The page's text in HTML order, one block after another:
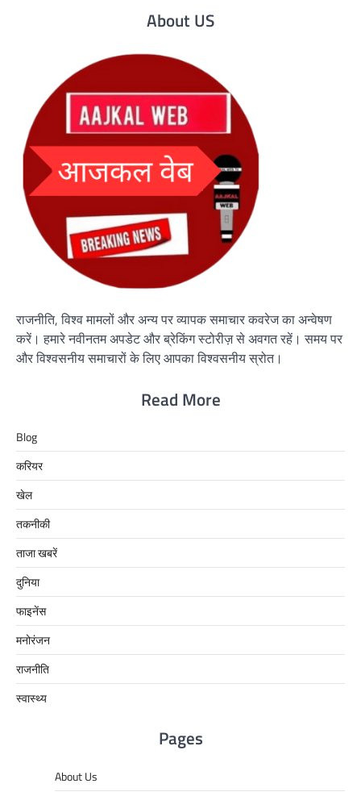
About US
राजनीति, विश्व मामलों और अन्य पर व्यापक समाचार कवरेज का अन्वेषण
करें। हमारे नवीनतम अपडेट और ब्रेकिंग स्टोरीज़ से अवगत रहें। समय पर
और विश्वसनीय समाचारों के लिए आपका विश्वसनीय स्रोत।
Read More
Blog
करियर
खेल
तकनीकी
ताजा खबरें
दुनिया
फाइनेंस
मनोरंजन
राजनीति
स्वास्थ्य
Pages
About Us